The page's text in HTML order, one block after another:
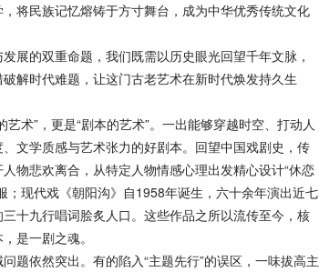
将民族记忆熔铸于方寸舞台，成为中华优秀传统文化
的双重命题，我们既需以历史眼光回望千年文脉，
解时代难题，让这门古老艺术在新时代焕发持久生
术”，更是“剧本的艺术”。一出能够穿越时空、打动人
文学质感与艺术张力的好剧本。回望中国戏剧史，传
物悲欢离合，从特定人物情感心理出发精心设计“休恋
；现代戏《朝阳沟》自1958年诞生，六十余年演出近七
十九行唱词脍炙人口。这些作品之所以流传至今，核
是一剧之魂。
依然突出。有的陷入“主题先行”的误区，一味拔高主